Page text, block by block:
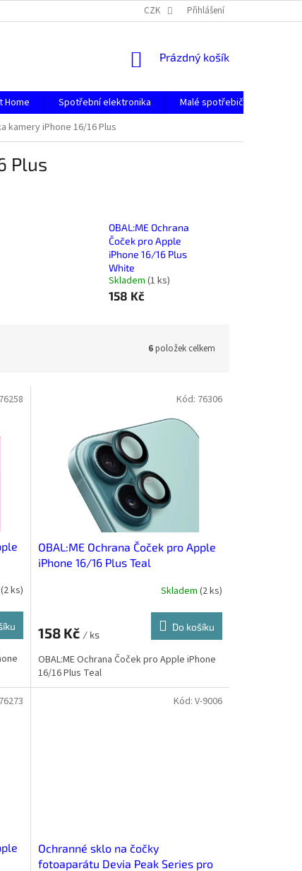
OCHRANY OSOBNÍCH ÚDAJŮ CZK Přihlášení
NÁKUPNÍ
Prázdný košík
Home Spotřební elektronika Malé spotřebiče
kamery iPhone 16/16 Plus
Plus
OBAL:ME Ochrana
Čoček pro Apple
iPhone 16/16 Plus
White
Skladem (1 ks)
158 Kč
6položek celkem
(2 ks)
76258
OBAL:ME Ochrana Čoček pro Apple
iPhone 16/16 Plus Teal
Skladem (2 ks)
158 Kč / ks
Do košíku
OBAL:ME Ochrana Čoček pro Apple iPhone
16/16 Plus Teal
Kód: 76306
76273
Ochranné sklo na čočky
fotoaparátu Devia Peak Series pro
Kód: V-9006